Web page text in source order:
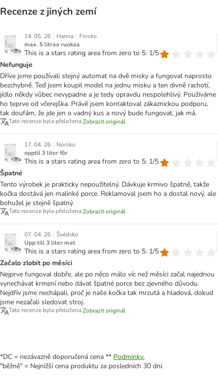
Recenze z jiných zemí
14. 05. 26 | Hanna | Finsko
max. 5 litraa ruokaa
This is a stars rating area from zero to 5: 1/5
Nefunguje
Dříve jsme používali stejný automat na dvě misky a fungoval naprosto
bezchybně. Teď jsem koupil model na jednu misku a ten divně rachotí,
jídlo někdy vůbec nevypadne a je tedy opravdu nespolehlivý. Používáme
ho teprve od včerejška. Právě jsem kontaktoval zákaznickou podporu,
tak doufám, že jde jen o vadný kus a nový bude fungovat, jak má.
Tato recenze byla přeložena.Zobrazit originál
17. 04. 26 | Norsko
opptil 3 liter fôr
This is a stars rating area from zero to 5: 1/5
Špatné
Tento výrobek je prakticky nepoužitelný. Dávkuje krmivo špatně, takže
kočka dostává jen malinké porce. Reklamoval jsem ho a dostal nový, ale
bohužel je stejně špatný.
Tato recenze byla přeložena.Zobrazit originál
07. 04. 26 | Švédsko
Upp till 3 liter mat
This is a stars rating area from zero to 5: 1/5
Začalo zlobit po měsíci
Nejprve fungoval dobře, ale po něco málo víc než měsíci začal najednou
vynechávat krmení nebo dávat špatné porce bez zjevného důvodu.
Nejdřív jsme nechápali, proč je naše kočka tak mrzutá a hladová, dokud
jsme nezačali sledovat stroj.
Tato recenze byla přeložena.Zobrazit originál
*DC = nezávazně doporučená cena ** Podmínky.
"běžně" = Nejnižší cena produktu za posledních 30 dní.